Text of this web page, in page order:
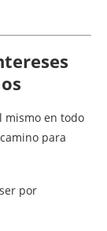
mismo en todo
para
por